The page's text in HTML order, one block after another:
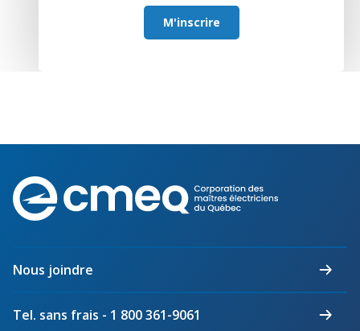
M'inscrire
des
électriciens
Nous joindre
Tel. sans frais - 1 800 361-9061